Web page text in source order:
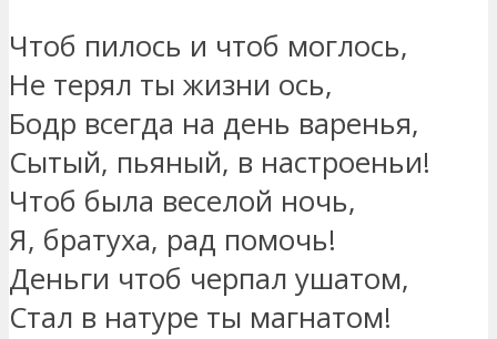
Чтоб пилось и чтоб моглось,
Не терял ты жизни ось,
Бодр всегда на день варенья,
Сытый, пьяный, в настроеньи!
Чтоб была веселой ночь,
Я, братуха, рад помочь!
Деньги чтоб черпал ушатом,
Стал в натуре ты магнатом!